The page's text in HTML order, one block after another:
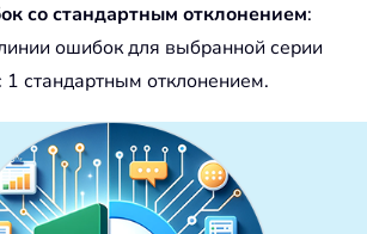
со стандартным отклонением:
ошибок для выбранной серии
стандартным отклонением.